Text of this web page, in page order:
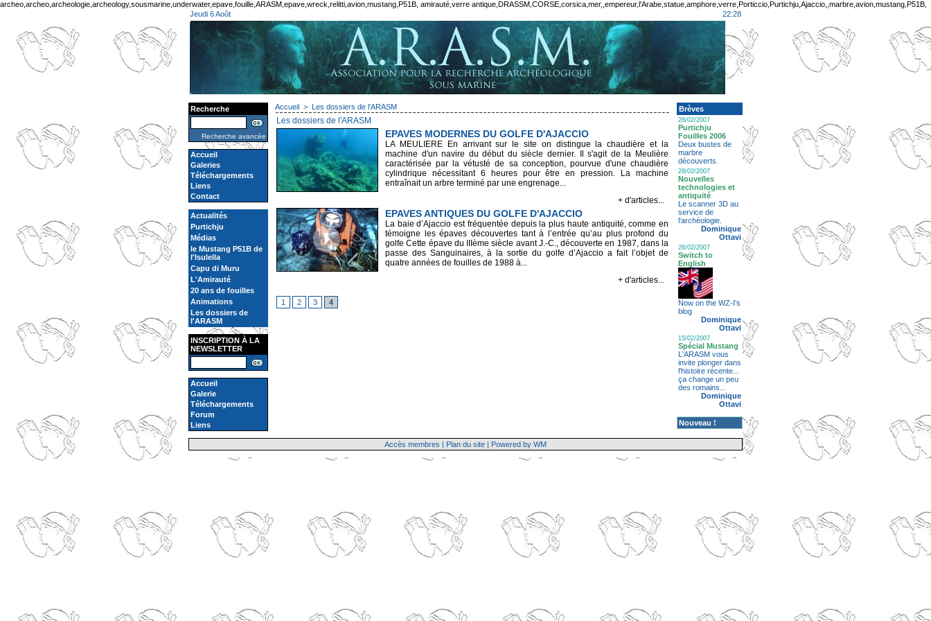
archeo,archeo,archeologie,archeology,sousmarine,underwater,epave,fouille,ARASM,epave,wreck,relitti,avion,mustang,P51B, amirauté,verre antique,DRASSM,CORSE,corsica,mer,,empereur,l'Arabe,statue,amphore,verre,Porticcio,Purtichju,Ajaccio,,marbre,avion,mustang,P51B,
Jeudi 6 Août
22:28
Recherche
Recherche avancée
Accueil
Galeries
Téléchargements
Liens
Contact
Actualités
Purtichju
Médias
le Mustang P51B de
l'Isulella
Capu di Muru
L'Amirauté
20 ans de fouilles
Animations
Les dossiers de
l'ARASM
INSCRIPTION À LA
NEWSLETTER
Accueil
Galerie
Téléchargements
Forum
Liens
Accueil > Les dossiers de l'ARASM
Les dossiers de l'ARASM
EPAVES MODERNES DU GOLFE D'AJACCIO
LA MEULIERE En arrivant sur le site on distingue la chaudière et la
machine d'un navire du début du siècle dernier. Il s'agit de la Meulière
caractérisée par la vétusté de sa conception, pourvue d'une chaudière
cylindrique nécessitant 6 heures pour être en pression. La machine
entraînait un arbre terminé par une engrenage...
+ d'articles...
EPAVES ANTIQUES DU GOLFE D'AJACCIO
La baie d’Ajaccio est fréquentée depuis la plus haute antiquité, comme en
témoigne les épaves découvertes tant à l’entrée qu’au plus profond du
golfe Cette épave du IIIème siècle avant J.-C., découverte en 1987, dans la
passe des Sanguinaires, à la sortie du golfe d’Ajaccio a fait l’objet de
quatre années de fouilles de 1988 à...
+ d'articles...
1 2 3 4
Brèves
28/02/2007
Purtichju
Fouilles 2006
Deux bustes de
marbre
découverts.
28/02/2007
Nouvelles
technologies et
antiquité
Le scanner 3D au
service de
l'archéologie.
Dominique
Ottavi
26/02/2007
Switch to
English
Now on the WZ-I's
blog
Dominique
Ottavi
15/02/2007
Spécial Mustang
L'ARASM vous
invite plonger dans
l'histoire récente...
ça change un peu
des romains...
Dominique
Ottavi
Nouveau !
Accès membres | Plan du site | Powered by WM